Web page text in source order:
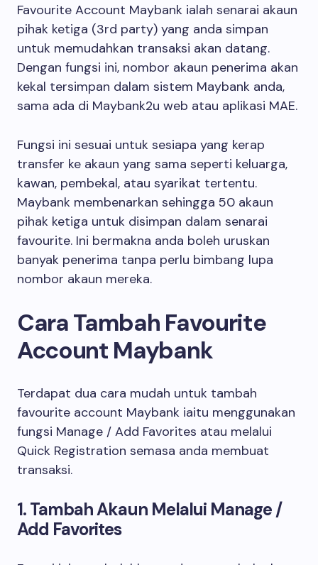
Favourite Account Maybank ialah senarai akaun
pihak ketiga (3rd party) yang anda simpan
untuk memudahkan transaksi akan datang.
Dengan fungsi ini, nombor akaun penerima akan
kekal tersimpan dalam sistem Maybank anda,
sama ada di Maybank2u web atau aplikasi MAE.
Fungsi ini sesuai untuk sesiapa yang kerap
transfer ke akaun yang sama seperti keluarga,
kawan, pembekal, atau syarikat tertentu.
Maybank membenarkan sehingga 50 akaun
pihak ketiga untuk disimpan dalam senarai
favourite. Ini bermakna anda boleh uruskan
banyak penerima tanpa perlu bimbang lupa
nombor akaun mereka.
Cara Tambah Favourite
Account Maybank
Terdapat dua cara mudah untuk tambah
favourite account Maybank iaitu menggunakan
fungsi Manage / Add Favorites atau melalui
Quick Registration semasa anda membuat
transaksi.
1. Tambah Akaun Melalui Manage /
Add Favorites